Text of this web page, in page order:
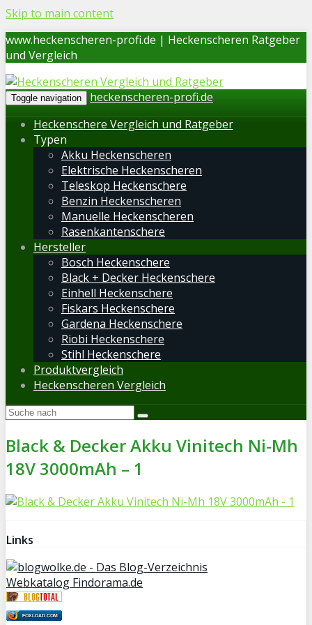
Skip to main content
www.heckenscheren-profi.de | Heckenscheren Ratgeber
und Vergleich
Toggle navigation
heckenscheren-profi.de
Heckenschere Vergleich und Ratgeber
Typen
Akku Heckenscheren
Elektrische Heckenscheren
Teleskop Heckenschere
Benzin Heckenscheren
Manuelle Heckenscheren
Rasenkantenschere
Hersteller
Bosch Heckenschere
Black + Decker Heckenschere
Einhell Heckenschere
Fiskars Heckenschere
Gardena Heckenschere
Riobi Heckenschere
Stihl Heckenschere
Produktvergleich
Heckenscheren Vergleich
Black & Decker Akku Vinitech Ni-Mh
18V 3000mAh – 1
Links
Webkatalog Findorama.de
FOXLOAD.COM